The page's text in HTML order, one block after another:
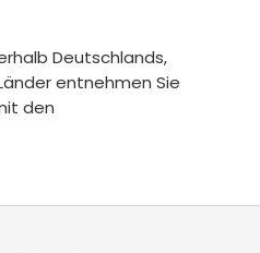
Deutschlands,
entnehmen Sie
den